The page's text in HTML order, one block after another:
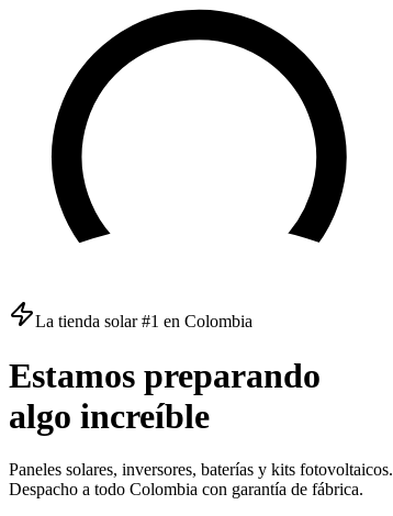
La tienda solar #1 en Colombia
Estamos preparando
algo increíble
Paneles solares, inversores, baterías y kits fotovoltaicos.
Despacho a todo Colombia con garantía de fábrica.